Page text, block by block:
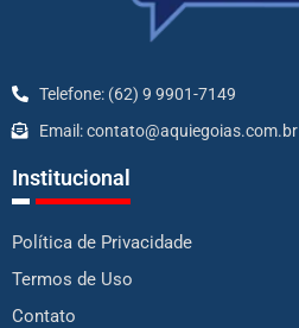
Telefone: (62) 9 9901-7149
Email: contato@aquiegoias.com.br
Institucional
Política de Privacidade
Termos de Uso
Contato